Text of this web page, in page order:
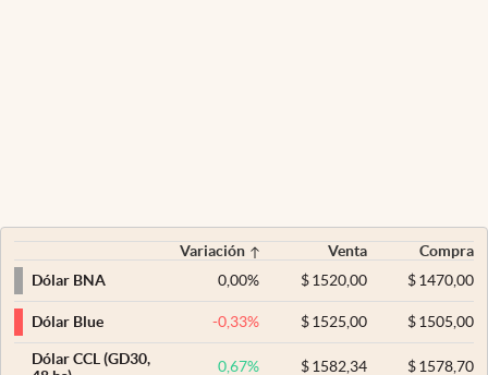
Variación Venta
Compra
Dólar BNA
0,00% $ 1520,00 $1470,00
Dólar Blue -0,33% $ 1525,00 $1505,00
Dólar CCL (GD30,
0,67% $ 1582,34 $1578,70